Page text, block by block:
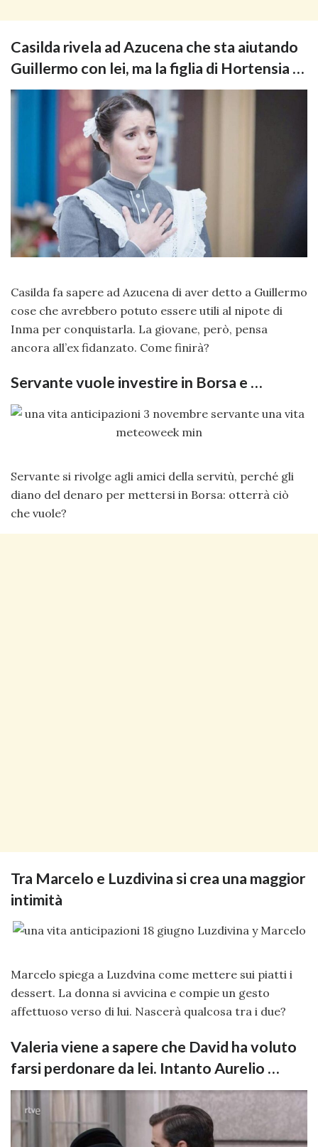
Casilda rivela ad Azucena che sta aiutando
Guillermo con lei, ma la figlia di Hortensia …
Casilda fa sapere ad Azucena di aver detto a Guillermo
cose che avrebbero potuto essere utili al nipote di
Inma per conquistarla. La giovane, però, pensa
ancora all’ex fidanzato. Come finirà?
Servante vuole investire in Borsa e …
Servante si rivolge agli amici della servitù, perché gli
diano del denaro per mettersi in Borsa: otterrà ciò
che vuole?
Tra Marcelo e Luzdivina si crea una maggior
intimità
Marcelo spiega a Luzdvina come mettere sui piatti i
dessert. La donna si avvicina e compie un gesto
affettuoso verso di lui. Nascerà qualcosa tra i due?
Valeria viene a sapere che David ha voluto
farsi perdonare da lei. Intanto Aurelio …